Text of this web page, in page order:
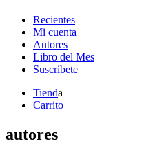
Recientes
Mi cuenta
Autores
Libro del Mes
Suscríbete
Tienda
Carrito
autores